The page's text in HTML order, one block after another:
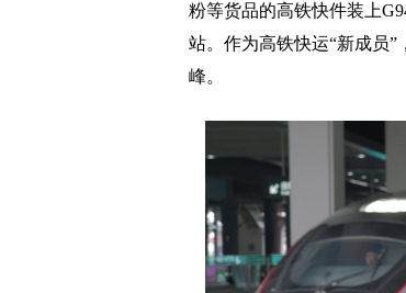
粉等货品的高铁快件装上
站。作为高铁快运“新成员
峰。